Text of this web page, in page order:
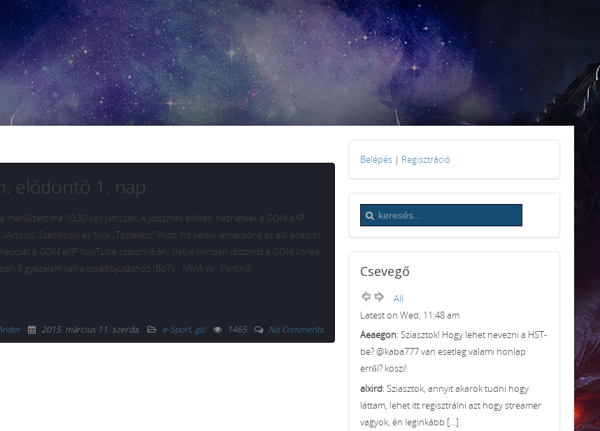
elődöntő 1. nap
ma 10:30-kor játsszák. A játszmák élőben nézhetőek a GOM eXP
Stemkoski és Nick „Tasteless” Plott. Ha valaki lemaradna az élő adásról,
a GOM eXP YouTube csatornáján, illetve minden játszmát a GOM koreai
5 győzelem kell a továbbjutáshoz (Bo7). MMA vs PartinG
2015. március 11. szerda. e-Sport, gsl 1465 No Comments
Belépés | Regisztráció
Csevegő
All
Latest on Wed, 11:48 am
Aeaegon: Sziasztok! Hogy lehet nevezni a HST-
be? @kaba777 van esetleg valami honlap
erről? köszi!
alxird: Sziasztok, annyit akarok tudni hogy
láttam, lehet itt regisztrálni azt hogy streamer
vagyok, én leginkább [...]